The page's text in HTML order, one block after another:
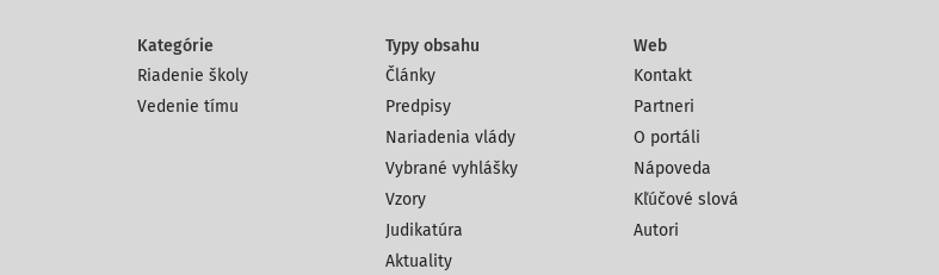
Kategórie
Riadenie školy
Vedenie tímu
Typy obsahu
Články
Predpisy
Nariadenia vlády
Vybrané vyhlášky
Vzory
Judikatúra
Aktuality
Web
Kontakt
Partneri
O portáli
Nápoveda
Kľúčové slová
Autori